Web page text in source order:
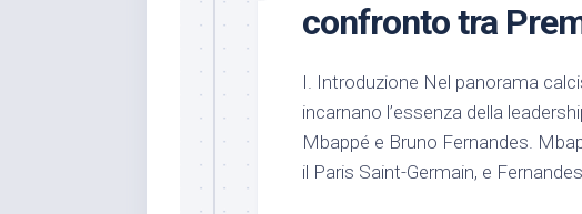
confronto tra
I. Introduzione Nel panorama
incarnano l’essenza della
Mbappé e Bruno Fernandes.
il Paris Saint-Germain, e